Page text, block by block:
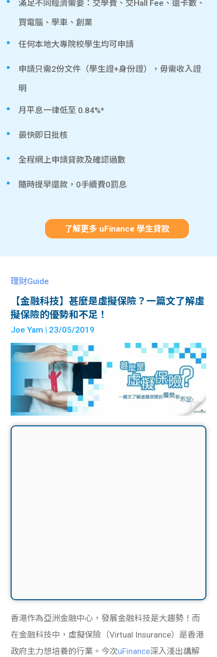
滿足不同經濟需要：交學費、交Hall Fee、還卡數、
買電腦、學車、創業
任何本地大專院校學生均可申請
申請只需2份文件（學生證+身份證），毋需收入證
明
月平息一律低至 0.84%*
最快即日批核
全程網上申請貸款及確認過數
隨時提早還款，0手續費0罰息
了解更多 uFinance 學生貸款
理財Guide
【金融科技】甚麼是虛擬保險？一篇文了解虛
擬保險的優勢和不足！
Joe Yam | 23/05/2019
香港作為亞洲金融中心，發展金融科技是大趨勢！而
在金融科技中，虛擬保險（Virtual Insurance）是香港
政府主力想培養的行業。今次uFinance深入淺出講解